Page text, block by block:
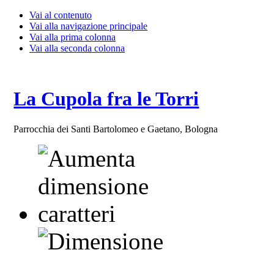
Vai al contenuto
Vai alla navigazione principale
Vai alla prima colonna
Vai alla seconda colonna
La Cupola fra le Torri
Parrocchia dei Santi Bartolomeo e Gaetano, Bologna